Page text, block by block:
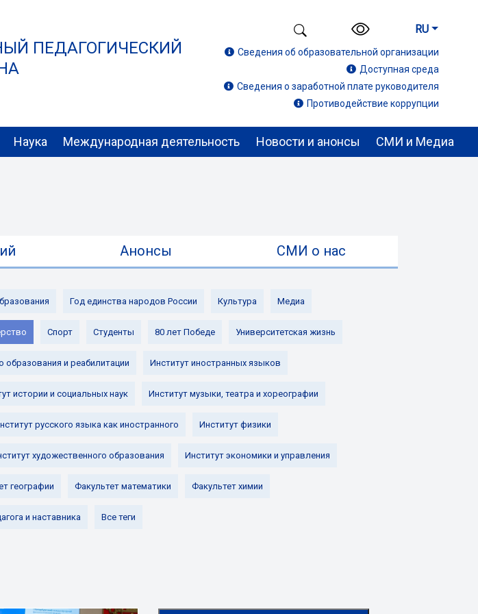
ПЕДАГОГИЧЕСКИЙ
RU
Сведения об образовательной организации
Доступная среда
Сведения о заработной плате руководителя
Противодействие коррупции
Наука Международная деятельность Новости и анонсы СМИ и Медиа
Анонсы СМИ о нас
Год единства народов России Культура Медиа
Спорт Студенты 80 лет Победе Университетская жизнь
образования и реабилитации Институт иностранных языков
истории и социальных наук Институт музыки, театра и хореографии
русского языка как иностранного Институт физики
художественного образования Институт экономики и управления
географии Факультет математики Факультет химии
и наставника Все теги